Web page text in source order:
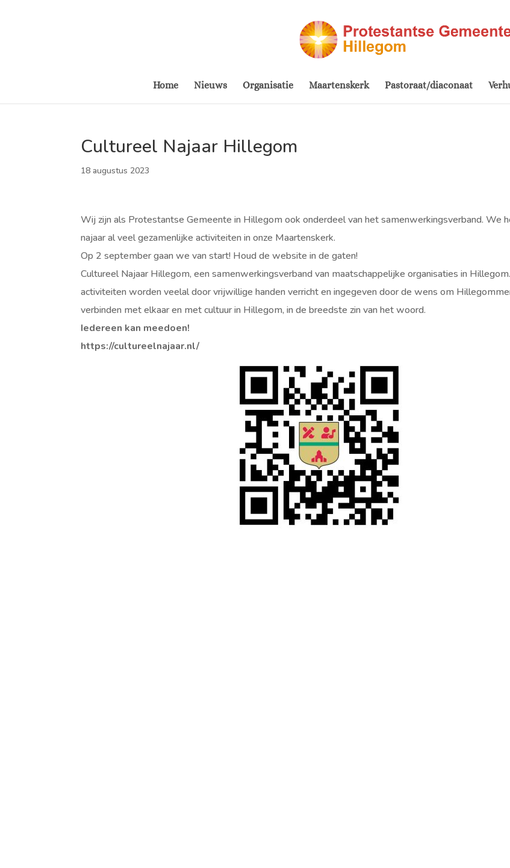
Home Nieuws Organisatie Maartenskerk Pastoraat/diaconaat
Cultureel Najaar Hillegom
18 augustus 2023
Wij zijn als Protestantse Gemeente in Hillegom ook onderdeel van het samenwerkingsverband. We
najaar al veel gezamenlijke activiteiten in onze Maartenskerk.
Op 2 september gaan we van start! Houd de website in de gaten!
Cultureel Najaar Hillegom, een samenwerkingsverband van maatschappelijke organisaties in
activiteiten worden veelal door vrijwillige handen verricht en ingegeven door de wens om
verbinden met elkaar en met cultuur in Hillegom, in de breedste zin van het woord.
Iedereen kan meedoen!
https://cultureelnajaar.nl/